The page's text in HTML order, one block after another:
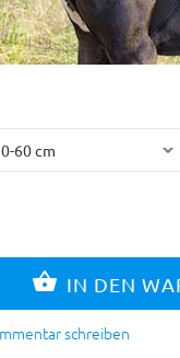
schreiben